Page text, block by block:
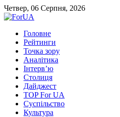
Четвер, 06 Серпня, 2026
Головне
Рейтинги
Точка зору
Аналітика
Інтерв’ю
Столиця
Дайджест
TOP For UA
Суспiльство
Культура